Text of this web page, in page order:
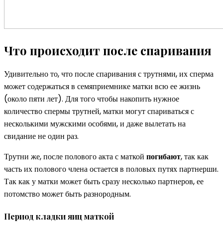
Что происходит после спаривания
Удивительно то, что после спаривания с трутнями, их сперма
может содержаться в семяприемнике матки всю ее жизнь
(около пяти лет). Для того чтобы накопить нужное
количество спермы трутней, матки могут спариваться с
несколькими мужскими особями, и даже вылетать на
свидание не один раз.
Трутни же, после полового акта с маткой погибают, так как
часть их полового члена остается в половых путях партнерши.
Так как у матки может быть сразу несколько партнеров, ее
потомство может быть разнородным.
Период кладки яиц маткой